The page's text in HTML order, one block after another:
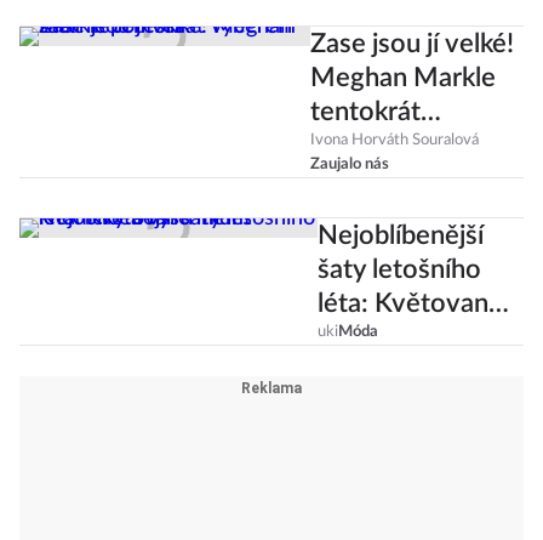
Zase jsou jí velké!
Meghan Markle
tentokrát
výběrem šatů
nepotěšila
Ivona Horváth Souralová
Zaujalo nás
Nejoblíbenější
šaty letošního
léta: Květované
midi s knoflíčky a
ukiMóda